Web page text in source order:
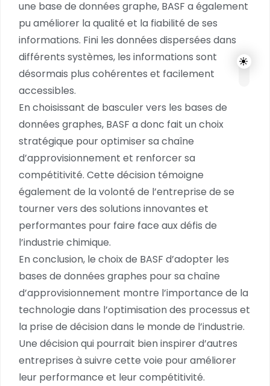
une base de données graphe, BASF a également
pu améliorer la qualité et la fiabilité de ses
informations. Fini les données dispersées dans
différents systèmes, les informations sont
désormais plus cohérentes et facilement
accessibles.
En choisissant de basculer vers les bases de
données graphes, BASF a donc fait un choix
stratégique pour optimiser sa chaîne
d’approvisionnement et renforcer sa
compétitivité. Cette décision témoigne
également de la volonté de l’entreprise de se
tourner vers des solutions innovantes et
performantes pour faire face aux défis de
l’industrie chimique.
En conclusion, le choix de BASF d’adopter les
bases de données graphes pour sa chaîne
d’approvisionnement montre l’importance de la
technologie dans l’optimisation des processus et
la prise de décision dans le monde de l’industrie.
Une décision qui pourrait bien inspirer d’autres
entreprises à suivre cette voie pour améliorer
leur performance et leur compétitivité.